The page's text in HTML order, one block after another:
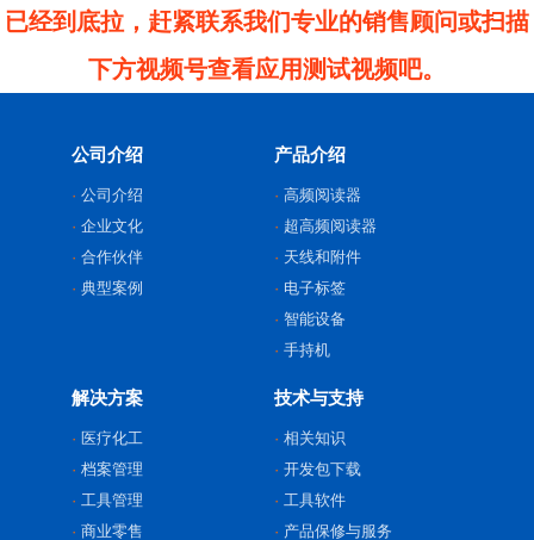
已经到底拉，赶紧联系我们专业的销售顾问或扫描
下方视频号查看应用测试视频吧。
公司介绍
公司介绍
企业文化
合作伙伴
典型案例
产品介绍
高频阅读器
超高频阅读器
天线和附件
电子标签
智能设备
手持机
解决方案
医疗化工
档案管理
工具管理
商业零售
技术与支持
相关知识
开发包下载
工具软件
产品保修与服务